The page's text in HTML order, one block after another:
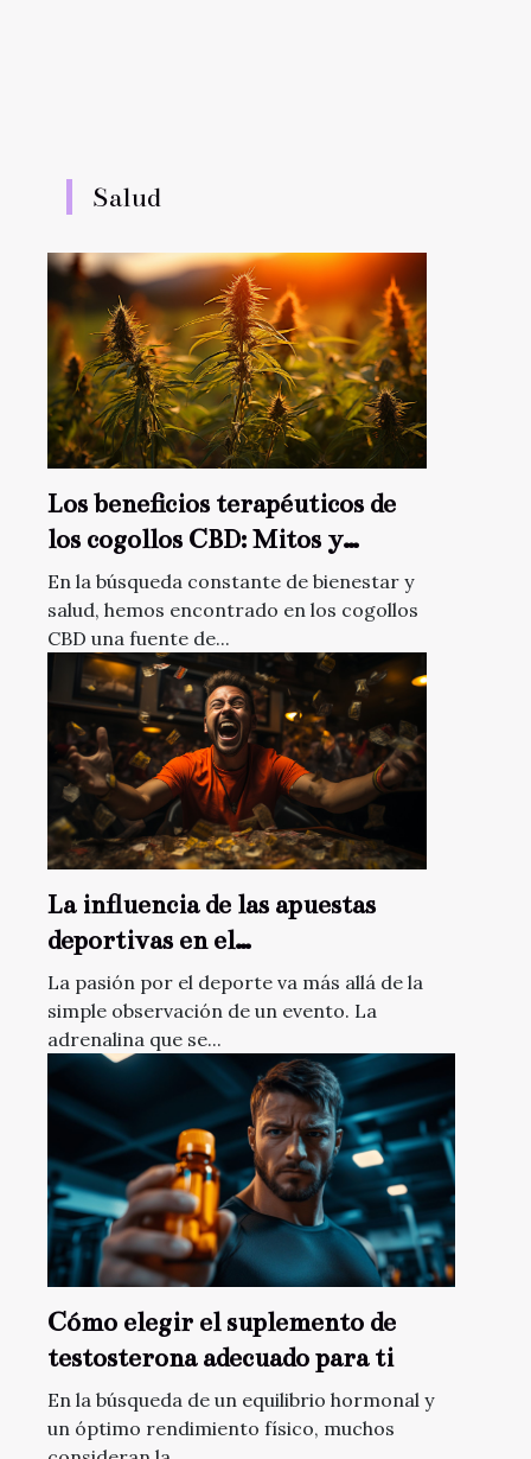
Salud
Cómo elegir el suplemento de
testosterona adecuado para ti
En la búsqueda de un equilibrio hormonal y
un óptimo rendimiento físico, muchos
Los beneficios terapéuticos de
los cogollos CBD: Mitos y
realidades
En la búsqueda constante de bienestar y
salud, hemos encontrado en los cogollos
CBD una fuente de...
La influencia de las apuestas
deportivas en el
comportamiento de los
aficionados al deporte
La pasión por el deporte va más allá de la
simple observación de un evento. La
adrenalina que se...